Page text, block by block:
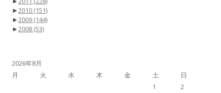
►2010 (151)
►2009 (144)
►2008 (53)
2026年8月
月
火 水 木 金 土 日
1
2